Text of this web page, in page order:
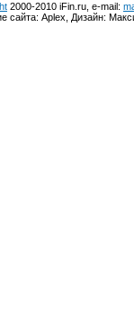
2000-2010 iFin.ru, e-mail:
сайта: Aplex, Дизайн: